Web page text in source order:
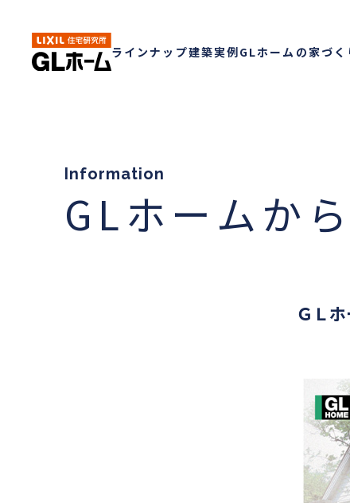
ラインナップ建築実例GLホームの家づく
Information
GLホームか
ＧＬ